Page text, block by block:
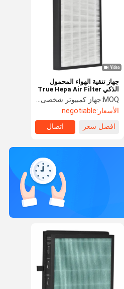
جهاز تنقية الهواء المحمول
الذكي True Hepa Air Filter
للعلامة التجارية المخصصة
MOQ: جهاز كمبيوتر شخصى 1000
الأسعار:negotiable
افضل سعر
اتصال